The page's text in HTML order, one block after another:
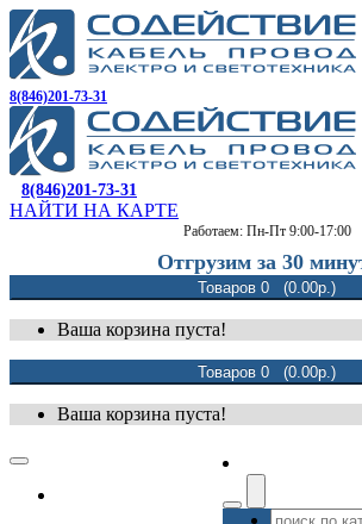
8(846)201-73-31
8(846)201-73-31
НАЙТИ НА КАРТЕ
Работаем: Пн-Пт 9:00-17:00
Отгрузим за 30
Товаров 0 (0.00р.)
Ваша корзина пуста!
Товаров 0 (0.00р.)
Ваша корзина пуста!